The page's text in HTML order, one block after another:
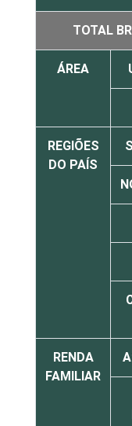
TOTAL
ÁREA
REGIÕES
DO PAÍS
RENDA
FAMILIAR